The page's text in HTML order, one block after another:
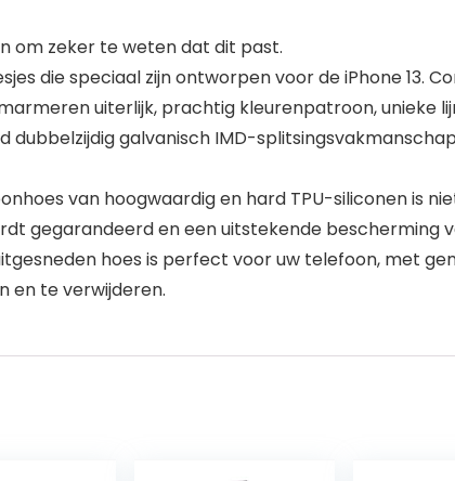
om zeker te weten dat dit past.
die speciaal zijn ontworpen voor de iPhone 13.
uiterlijk, prachtig kleurenpatroon,
dubbelzijdig galvanisch IMD-
van hoogwaardig en hard TPU-siliconen is
gegarandeerd en een uitstekende bescherming
hoes is perfect voor uw telefoon, met
en te verwijderen.